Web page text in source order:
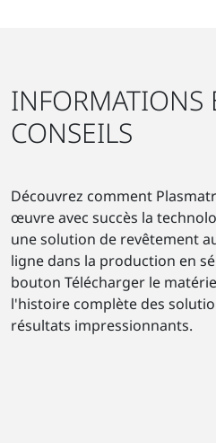
INFORMATIONS
CONSEILS
Découvrez comment
œuvre avec succès la
une solution de revêtement
ligne dans la production en
bouton Télécharger le
l'histoire complète des
résultats impressionnants.